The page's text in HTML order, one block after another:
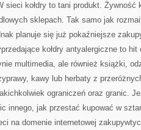
sieci kołdry to tani produkt. Żywność
sklepach. Tak samo jak
planuje się już pokaźniejsze
kołdry antyalergiczne to
multimedia, ale również książki,
kawy lub herbaty z
ograniczeń oraz granic.
innego, jak przestać kupować w
na domenie internetowej